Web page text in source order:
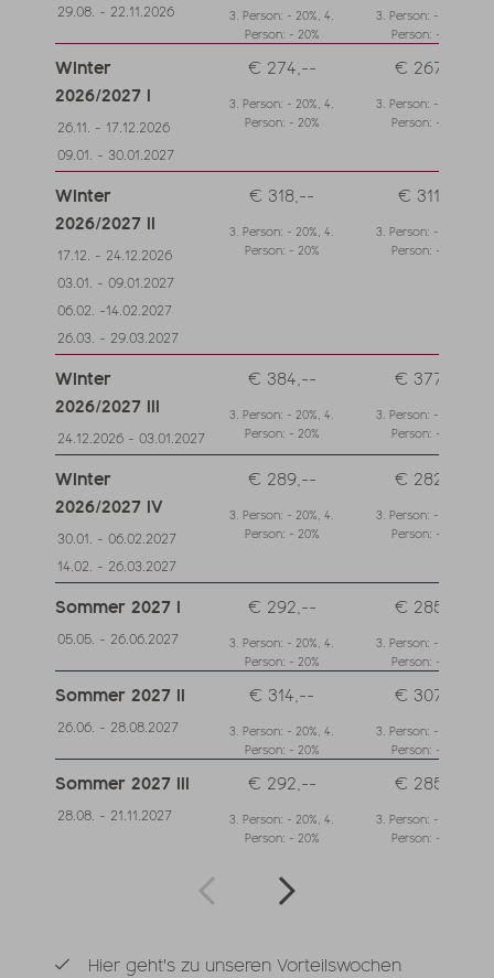
29.08. - 22.11.2026
3. Person: - 20%, 4.
Person: - 20%
3. Person: - 20%, 4.
Person: - 20%
Winter
2026/2027 I
26.11. - 17.12.2026
09.01. - 30.01.2027
€ 274,--
3. Person: - 20%, 4.
Person: - 20%
€ 267,--
3. Person: - 20%, 4.
Person: - 20%
Winter
2026/2027 II
17.12. - 24.12.2026
03.01. - 09.01.2027
06.02. -14.02.2027
26.03. - 29.03.2027
€ 318,--
3. Person: - 20%, 4.
Person: - 20%
€ 311,--
3. Person: - 20%, 4.
Person: - 20%
Winter
2026/2027 III
24.12.2026 - 03.01.2027
€ 384,--
3. Person: - 20%, 4.
Person: - 20%
€ 377,--
3. Person: - 20%, 4.
Person: - 20%
Winter
2026/2027 IV
30.01. - 06.02.2027
14.02. - 26.03.2027
€ 289,--
3. Person: - 20%, 4.
Person: - 20%
€ 282,--
3. Person: - 20%, 4.
Person: - 20%
Sommer 2027 I
05.05. - 26.06.2027
€ 292,--
3. Person: - 20%, 4.
Person: - 20%
€ 285,--
3. Person: - 20%, 4.
Person: - 20%
Sommer 2027 II
26.06. - 28.08.2027
€ 314,--
3. Person: - 20%, 4.
Person: - 20%
€ 307,--
3. Person: - 20%, 4.
Person: - 20%
Sommer 2027 III
28.08. - 21.11.2027
€ 292,--
3. Person: - 20%, 4.
Person: - 20%
€ 285,--
3. Person: - 20%, 4.
Person: - 20%
Hier geht's zu unseren Vorteilswochen